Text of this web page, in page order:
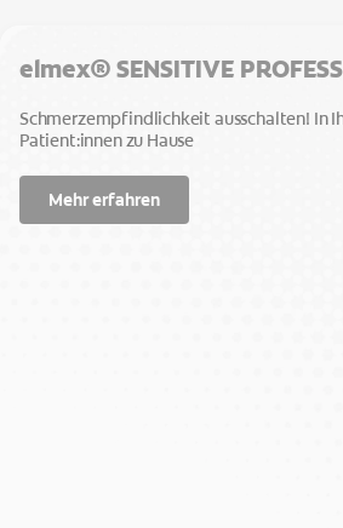
elmex® SENSITIVE
Schmerzempfindlichkeit ausschalten! In
Patient:innen zu Hause
Mehr erfahren